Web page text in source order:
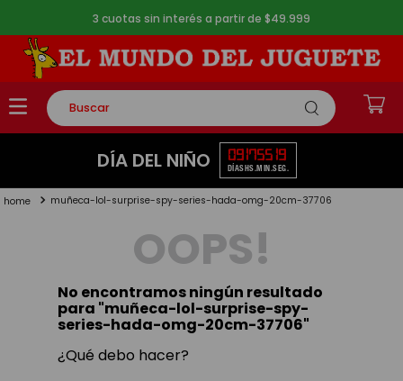
3 cuotas sin interés a partir de $49.999
Buscar
TÉRMINOS MÁS BUSCADOS
2.
lego
toy story
DÍA DEL NIÑO 09
DÍAS
17
HS.
55
MIN.
18
SEG.
muñeca-lol-surprise-spy-series-hada-omg-20cm-37706
OOPS!
No encontramos ningún resultado
para "muñeca-lol-surprise-spy-
series-hada-omg-20cm-37706"
¿Qué debo hacer?